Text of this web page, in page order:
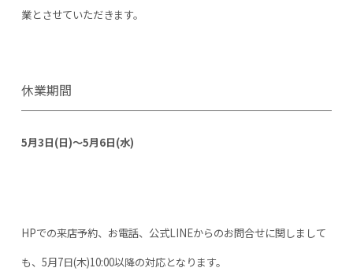
業とさせていただきます。
休業期間
5月3日(日)～5月6日(水)
HPでの来店予約、お電話、公式LINEからのお問合せに関しまして
も、5月7日(木)10:00以降の対応となります。